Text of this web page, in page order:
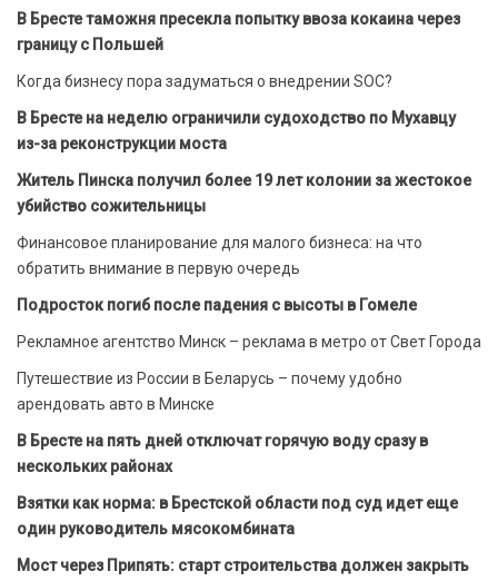
В Бресте таможня пресекла попытку ввоза кокаина через
границу с Польшей
Когда бизнесу пора задуматься о внедрении SOC?
В Бресте на неделю ограничили судоходство по Мухавцу
из-за реконструкции моста
Житель Пинска получил более 19 лет колонии за жестокое
убийство сожительницы
Финансовое планирование для малого бизнеса: на что
обратить внимание в первую очередь
Подросток погиб после падения с высоты в Гомеле
Рекламное агентство Минск – реклама в метро от Свет Города
Путешествие из России в Беларусь – почему удобно
арендовать авто в Минске
В Бресте на пять дней отключат горячую воду сразу в
нескольких районах
Взятки как норма: в Брестской области под суд идет еще
один руководитель мясокомбината
Мост через Припять: старт строительства должен закрыть